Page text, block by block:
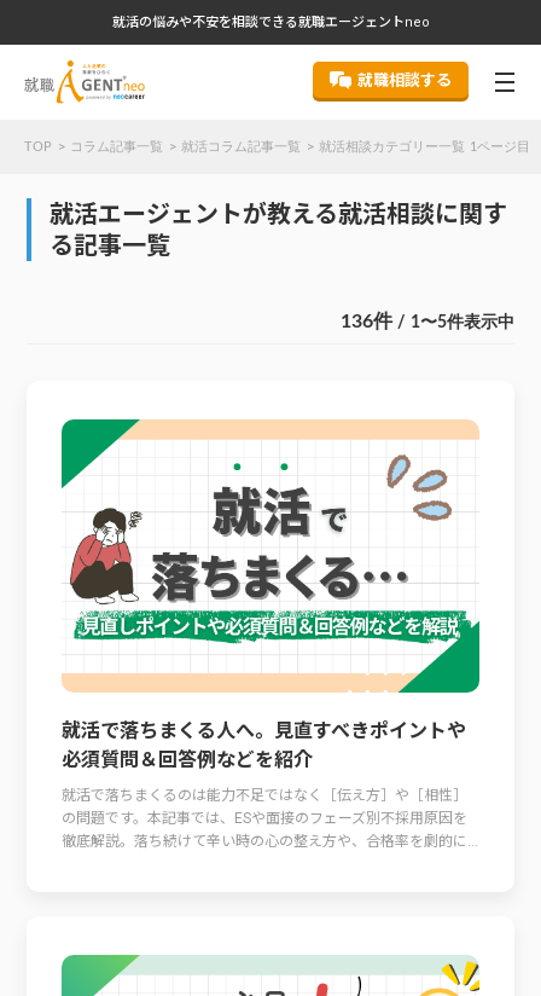
就活の悩みや不安を相談できる就職エージェントneo
就職相談する
TOP コラム記事一覧 就活コラム記事一覧 就活相談カテゴリー一覧 1ページ目
就活エージェントが教える就活相談に関す
る記事一覧
136件/ 1〜5件表示中
就活で落ちまくる人へ。見直すべきポイントや
必須質問＆回答例などを紹介
就活で落ちまくるのは能力不足ではなく［伝え方］や［相性］
の問題です。本記事では、ESや面接のフェーズ別不採用原因を
徹底解説。落ち続けて辛い時の心の整え方や、合格率を劇的に...